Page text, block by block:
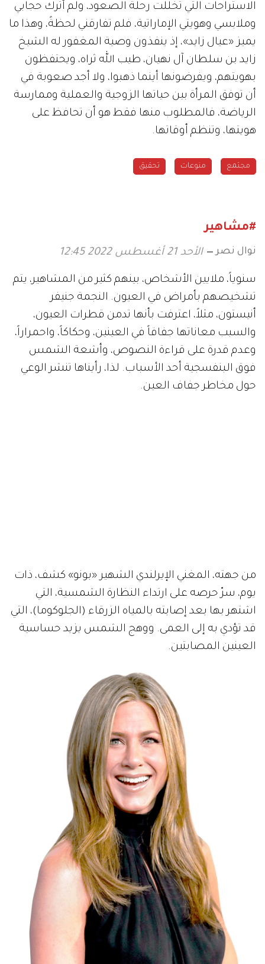
الاستراحات التي تخللت رحلة الصعود، ولم أترك حجابي
وملابسي وهويتي الإماراتية، فلم تفارقني لحظةً، وهذا ما
يميز «عيال زايد»، إذ ينفذون وصية المغفور له الشيخ
زايد بن سلطان آل نهيان، طيب الله ثراه، ويحتفظون
بهويتهم، ويفرضونها أينما ذهبوا، ولا أجد صعوبة في
أن توفق المرأة بين حياتها الزوجية والعملية وممارسة
الرياضة، فالمطلوب منها فقط هو أن تحافظ على
هويتها، وتنظم أوقاتها.
مجتمع منوعات تحقيق
#مشاهير
نوال نصر الأحد 21 أغسطس 2022 12:45
سنوياً، ملايين الأشخاص، بينهم كثير من المشاهير، يتم
تشخيصهم بأمراض في العيون. النجمة جنيفر
أنيستون، مثلاً، اعترفت بأنها تدمن قطرات العيون،
والسبب معاناتها جفافاً في العينين، وحكاكاً، واحمراراً،
وعدم قدرة على قراءة النصوص، وأشعة الشمس
فوق البنفسجية أحد الأسباب. لذا، رأيناها تنشر الوعي
حول مخاطر جفاف العين.
من جهته، المغني الإيرلندي الشهير «بونو» كشف، ذات
يوم، سرّ حرصه على ارتداء النظارة الشمسية، التي
اشتهر بها بعد إصابته بالمياه الزرقاء (الجلوكوما)، التي
قد تؤدي به إلى العمى. ووهج الشمس يزيد حساسية
العينين المصابتين.